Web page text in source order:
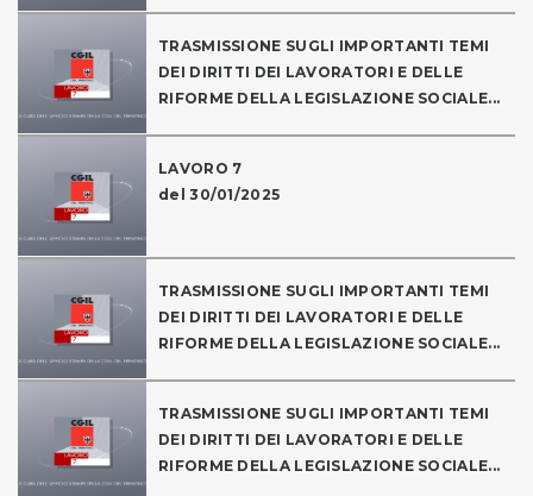
TRASMISSIONE SUGLI IMPORTANTI TEMI
DEI DIRITTI DEI LAVORATORI E DELLE
RIFORME DELLA LEGISLAZIONE SOCIALE...
LAVORO 7
del 30/01/2025
TRASMISSIONE SUGLI IMPORTANTI TEMI
DEI DIRITTI DEI LAVORATORI E DELLE
RIFORME DELLA LEGISLAZIONE SOCIALE...
TRASMISSIONE SUGLI IMPORTANTI TEMI
DEI DIRITTI DEI LAVORATORI E DELLE
RIFORME DELLA LEGISLAZIONE SOCIALE...